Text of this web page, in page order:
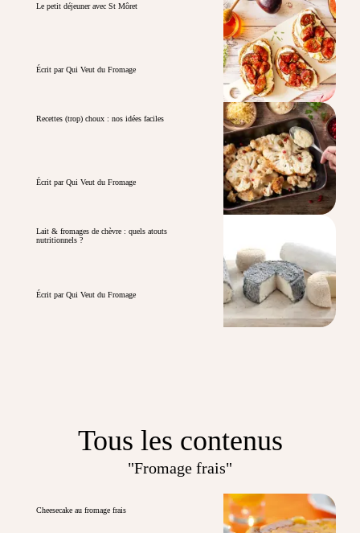
Le petit déjeuner avec St Môret
Écrit par Qui Veut du Fromage
Recettes (trop) choux : nos idées faciles
Écrit par Qui Veut du Fromage
Lait & fromages de chèvre : quels atouts
nutritionnels ?
Écrit par Qui Veut du Fromage
Tous les contenus
"Fromage frais"
Cheesecake au fromage frais